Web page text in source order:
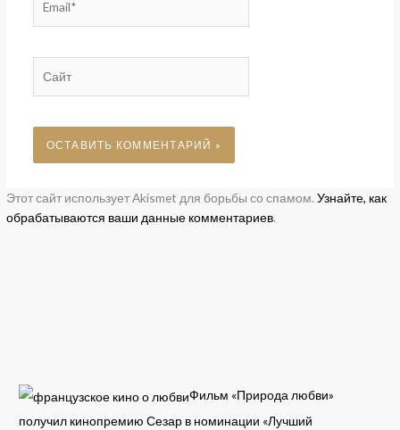
Этот сайт использует Akismet для борьбы со спамом.Узнайте, как
обрабатываются ваши данные комментариев.
Фильм «Природа любви»
получил кинопремию Сезар в номинации «Лучший